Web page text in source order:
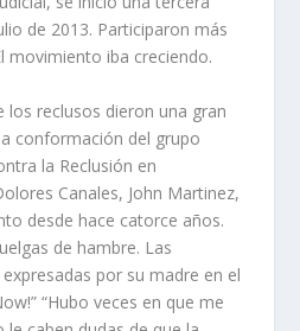
de 2013. Participaron más
movimiento iba creciendo.
los reclusos dieron una gran
conformación del grupo
la Reclusión en
Canales, John Martinez,
desde hace catorce años.
de hambre. Las
por su madre en el
“Hubo veces en que me